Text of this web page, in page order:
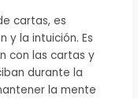
cartas, es
la intuición. Es
con las cartas y
durante la
la mente